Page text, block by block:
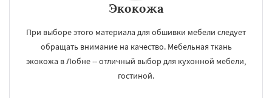
Экокожа
При выборе этого материала для обшивки мебели следует
обращать внимание на качество. Мебельная ткань
экокожа в Лобне -- отличный выбор для кухонной мебели,
гостиной.